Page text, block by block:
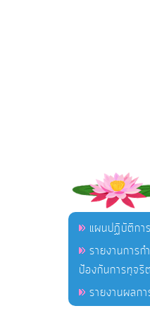
แผนปฏิบัติกา
รายงานการ
ป้องกันการทุจ
รายงานผลก